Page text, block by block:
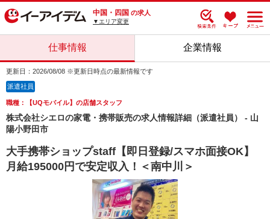
中国・四国 の求人
▼エリア変更
仕事情報 企業情報
更新日：2026/08/08 ※更新日時点の最新情報です
派遣社員
職種：【UQモバイル】の店舗スタッフ
株式会社シエロの家電・携帯販売の求人情報詳細（派遣社員） - 山
陽小野田市
大手携帯ショップstaff【即日登録/スマホ面接OK】
月給195000円で安定収入！＜南中川＞